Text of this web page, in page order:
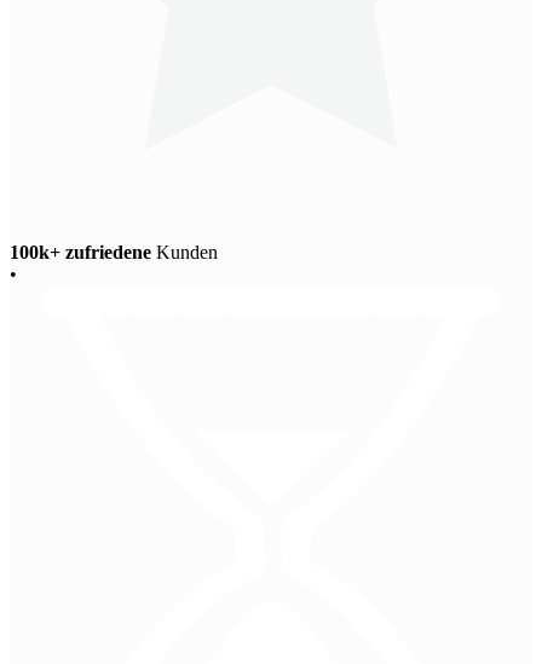
100k+ zufriedene Kunden
•